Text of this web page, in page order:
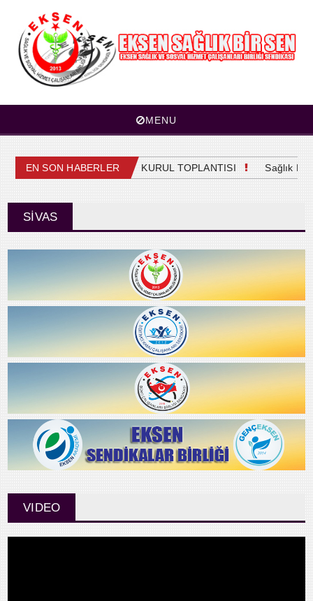
MENU
EN SON HABERLER
4. OLAĞAN GENEL KURUL TOPLANTISI Sağlık
SİVAS
VIDEO